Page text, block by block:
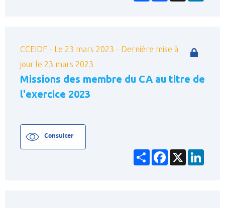
CCEIDF - Le 23 mars 2023 - Dernière mise à
jour le 23 mars 2023
Missions des membre du CA au titre de
l'exercice 2023
Consulter
PartagerFacebook
X